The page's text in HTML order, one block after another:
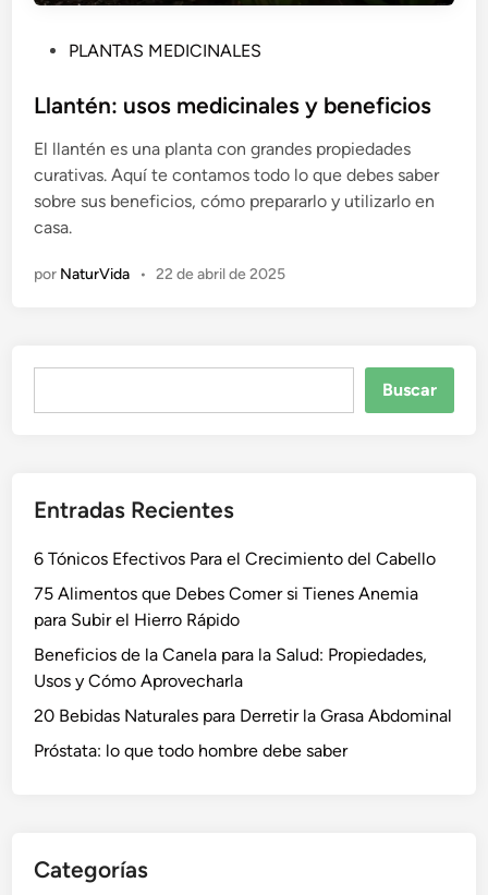
b
i
c
a
d
e
PLANTAS MEDICINALES
Llantén: usos medicinales y beneficios
El llantén es una planta con grandes propiedades
curativas. Aquí te contamos todo lo que debes saber
sobre sus beneficios, cómo prepararlo y utilizarlo en
casa.
por NaturVida • 22 de abril de 2025
Buscar
Entradas Recientes
6 Tónicos Efectivos Para el Crecimiento del Cabello
75 Alimentos que Debes Comer si Tienes Anemia
para Subir el Hierro Rápido
Beneficios de la Canela para la Salud: Propiedades,
Usos y Cómo Aprovecharla
20 Bebidas Naturales para Derretir la Grasa Abdominal
Próstata: lo que todo hombre debe saber
Categorías